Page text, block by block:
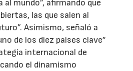
al mundo”, afirmando que
las que salen al
Asimismo, señaló a
de los diez países clave”
internacional de
el dinamismo